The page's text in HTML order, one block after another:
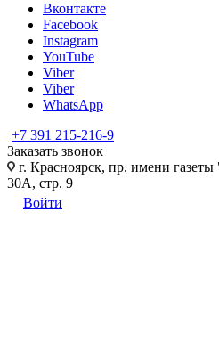
Вконтакте
Facebook
Instagram
YouTube
Viber
Viber
WhatsApp
+7 391 215-216-9
Заказать звонок
г. Красноярск, пр. имени
30А, стр. 9
Войти